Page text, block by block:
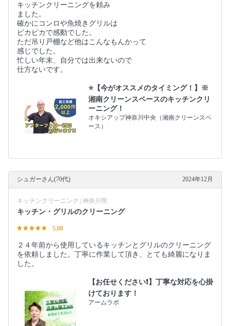
キッチンクリーニングを頼み
ました。
確かにコンロや魚焼きグリルは
ピカピカで感動でした。
ただ吊り戸棚など他はこんなもんかって
感じでした。
忙しい年末、自分では出来ないので
仕方ないです。
⭐️【今がオススメのタイミング！】※
湘南クリーンスペースのキッチンクリ
ーニング！
オキシアップ神奈川中央（湘南クリーンスペ
ース）
シュガーさん(70代) 2024年12月
キッチンクリーニング | 神奈川県
キッチン・グリルのクリーニング
5.00
２４年前から使用しているキッチンとグリルのクリーニング
を依頼しました。丁寧に作業して頂き、とても綺麗になりま
した。
【お任せください❗️】丁寧な対応を心掛
けております！
アームラボ